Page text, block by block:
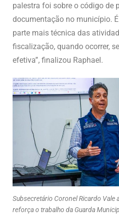
palestra foi sobre o código de
documentação no município.
parte mais técnica das
fiscalização, quando ocorrer,
efetiva”, finalizou Raphael.
Subsecretário Coronel Ricardo Vale
reforça o trabalho da Guarda